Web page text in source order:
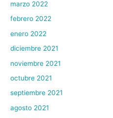
marzo 2022
febrero 2022
enero 2022
diciembre 2021
noviembre 2021
octubre 2021
septiembre 2021
agosto 2021